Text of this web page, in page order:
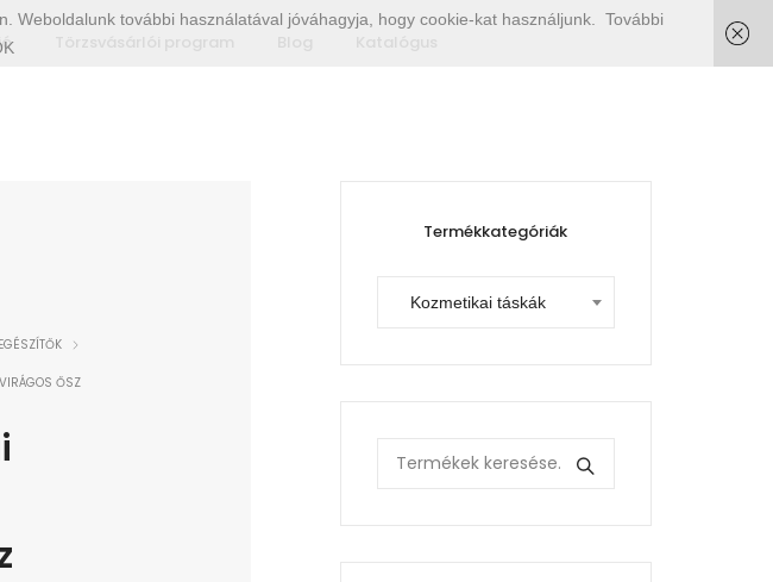
ŐSZ
Termékkategóriák
Kozmetikai táskák
for:
további használatával jóváhagyja, hogy cookie-kat használjunk.
További